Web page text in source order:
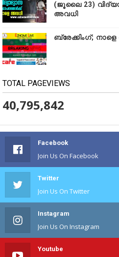
(ജൂലൈ 23)
അവധി
ബ്രേക്കിംഗ്;
TOTAL PAGEVIEWS
40,795,842
Facebook
Join Us On Facebook
Twitter
Join Us On Twitter
Instagram
Join Us On Instagram
Youtube